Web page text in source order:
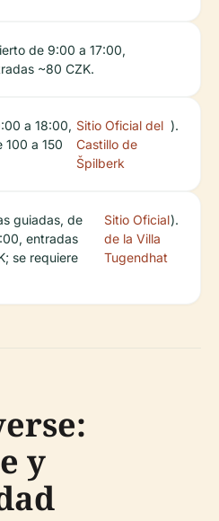
de 9:00 a 17:00,
~80 CZK.
a 18:00,
100 a 150
Sitio Oficial del
Castillo de
Špilberk
).
guiadas, de
entradas
se requiere
Sitio Oficial
de la Villa
Tugendhat
).
y